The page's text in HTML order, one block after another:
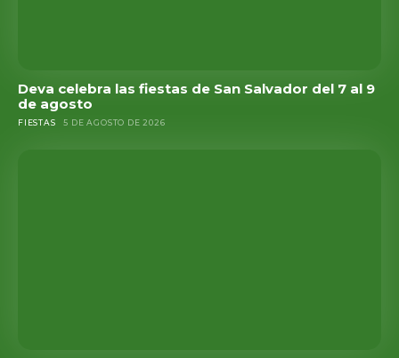
Deva celebra las fiestas de San Salvador del 7 al 9
de agosto
FIESTAS 5 DE AGOSTO DE 2026